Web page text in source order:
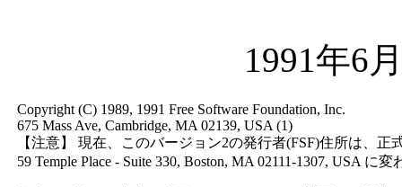
1991年6
Copyright (C) 1989, 1991 Free Software Foundation, Inc.
675 Mass Ave, Cambridge, MA 02139, USA (1)
【注意】 現在、このバージョン2の発行者(FSF)住所は、正
59 Temple Place - Suite 330, Boston, MA 02111-1307, USA に